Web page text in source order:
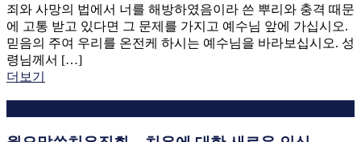
죄와 사망의 법에서 너를 해방하였음이라 쓴 뿌리와 충격 때문
에 고통 받고 있다면 그 문제를 가지고 예수님 앞에 가십시오.
믿음의 주여 우리를 온전케 하시는 예수님을 바라보십시오. 성
령님께서 […]
더보기